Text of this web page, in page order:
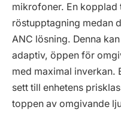
mikrofoner. En kopplad
röstupptagning medan
ANC lösning. Denna
adaptiv, öppen för
med maximal inverkan.
sett till enhetens
toppen av omgivande